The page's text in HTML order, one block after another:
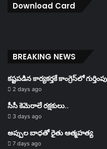
Download Card
BREAKING NEWS
కష్టపడిన కార్యకర్తకే కాంగ్రెస్‌లో గుర్తింపు
2 days ago
సీసీ కెమెరాలే రక్షకులు..
3 days ago
అప్పుల బాధతో రైతు ఆత్మహత్య
7 days ago